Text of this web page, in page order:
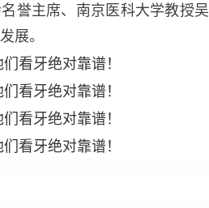
誉主席、南京医科大学教授吴
展。